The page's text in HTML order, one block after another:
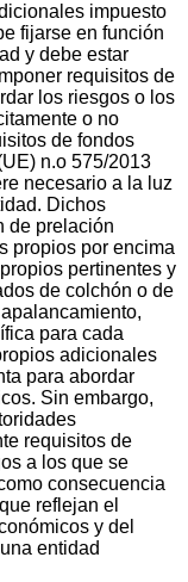
impuesto
fijarse en función
y debe estar
requisitos de
los riesgos o los
o no
de fondos
n.o 575/2013
necesario a la luz
Dichos
de prelación
propios por encima
pertinentes y
de colchón o de
para cada
adicionales
para abordar
Sin embargo,
requisitos de
a los que se
consecuencia
reflejan el
y del
entidad